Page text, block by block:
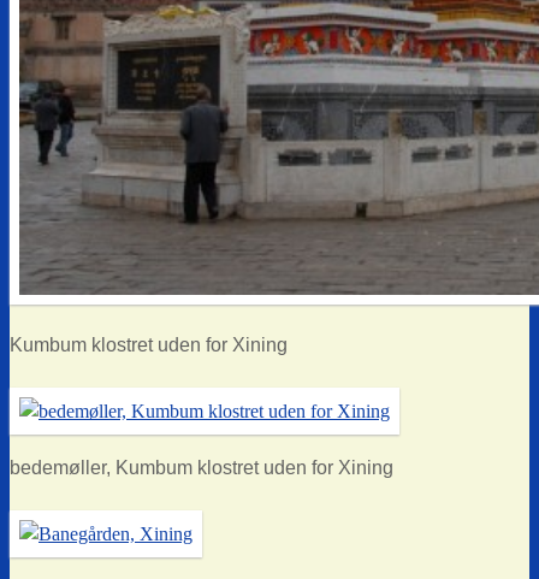
Kumbum klostret uden for Xining
bedemøller, Kumbum klostret uden for Xining